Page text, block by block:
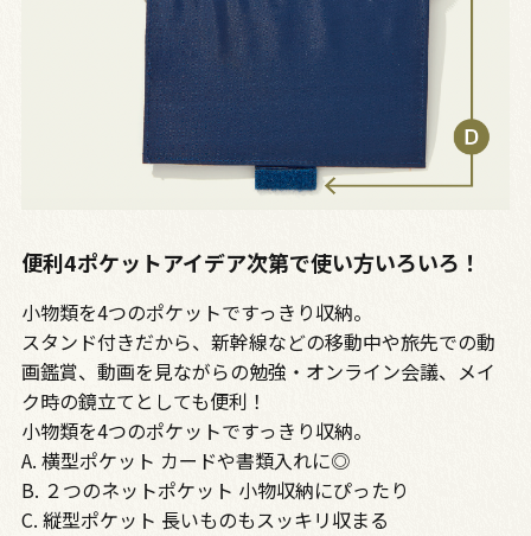
便利4ポケットアイデア次第で使い方いろいろ！
小物類を4つのポケットですっきり収納。
スタンド付きだから、新幹線などの移動中や旅先での動
画鑑賞、動画を見ながらの勉強・オンライン会議、メイ
ク時の鏡立てとしても便利！
小物類を4つのポケットですっきり収納。
A. 横型ポケット カードや書類入れに◎
B. ２つのネットポケット 小物収納にぴったり
C. 縦型ポケット 長いものもスッキリ収まる